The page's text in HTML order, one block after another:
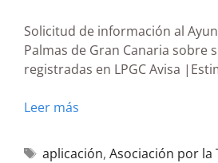
Solicitud de información al
Palmas de Gran Canaria sobre
registradas en LPGC Avisa
Leer más
aplicación, Asociación por la